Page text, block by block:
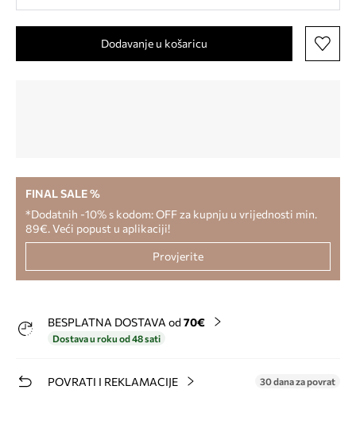
Dodavanje u košaricu
FINAL SALE %
*Dodatnih -10% s kodom: OFF za kupnju u vrijednosti min.
89€. Veći popust u aplikaciji!
Provjerite
BESPLATNA DOSTAVA od 70€
Dostava u roku od 48 sati
POVRATI I REKLAMACIJE 30 dana za povrat